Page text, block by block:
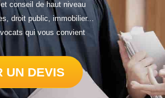
conseil de haut niveau
droit public, immobilier...
qui vous convient
UN DEVIS